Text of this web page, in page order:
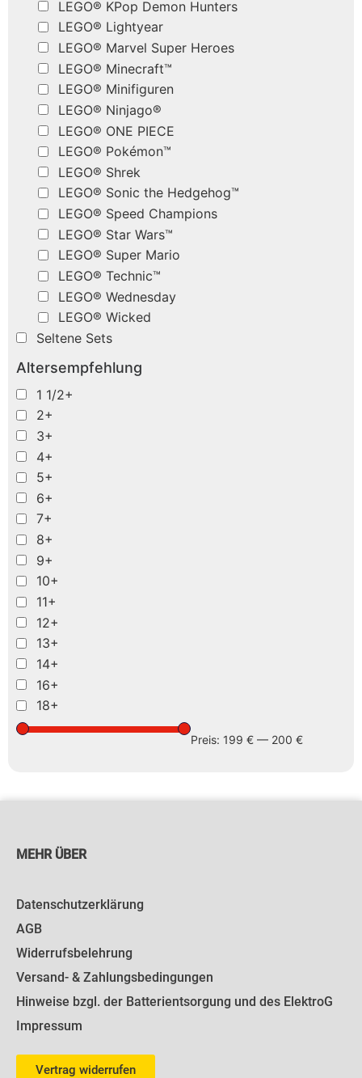
LEGO® KPop Demon Hunters
LEGO® Lightyear
LEGO® Marvel Super Heroes
LEGO® Minecraft™
LEGO® Minifiguren
LEGO® Ninjago®
LEGO® ONE PIECE
LEGO® Pokémon™
LEGO® Shrek
LEGO® Sonic the Hedgehog™
LEGO® Speed Champions
LEGO® Star Wars™
LEGO® Super Mario
LEGO® Technic™
LEGO® Wednesday
LEGO® Wicked
Seltene Sets
Altersempfehlung
1 1/2+
2+
3+
4+
5+
6+
7+
8+
9+
10+
11+
12+
13+
14+
16+
18+
Preis: 199 € — 200 €
MEHR ÜBER
Datenschutzerklärung
AGB
Widerrufsbelehrung
Versand- & Zahlungsbedingungen
Hinweise bzgl. der Batterientsorgung und des ElektroG
Impressum
Vertrag widerrufen